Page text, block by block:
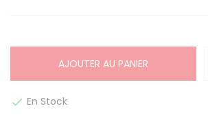
AJOUTER AU PANIER
 En Stock